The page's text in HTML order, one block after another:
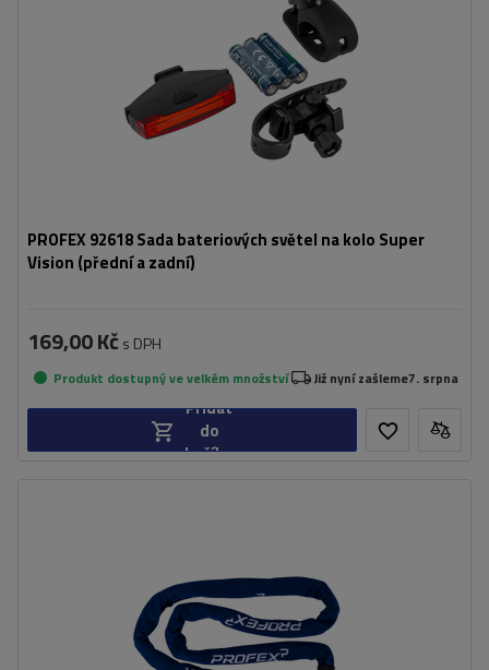
PROFEX 92618 Sada bateriových světel na kolo Super
Vision (přední a zadní)
169,00 Kč s DPH
Produkt dostupný ve velkém množství Již nyní zašleme7. srpna
Přidat
do
košíku